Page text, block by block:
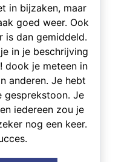
in bijzaken, maar
goed weer. Ook
is dan gemiddeld.
in je beschrijving
dook je meteen in
anderen. Je hebt
gesprekstoon. Je
iedereen zou je
nog een keer.